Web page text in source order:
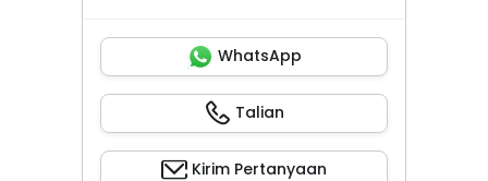
WhatsApp
Talian
Kirim Pertanyaan